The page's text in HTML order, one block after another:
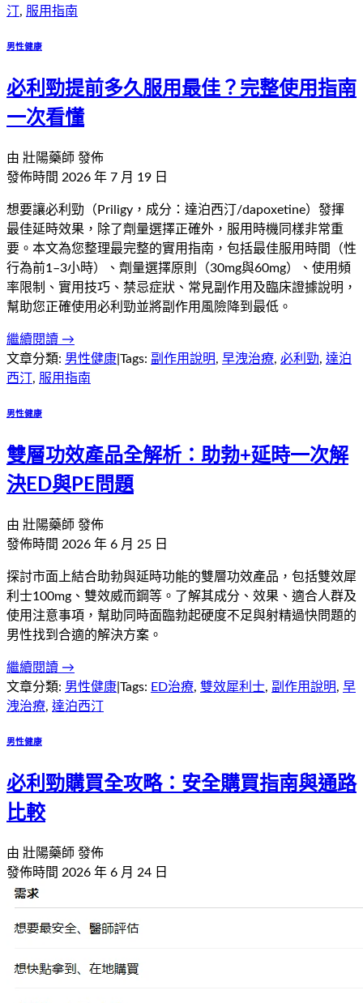
汀 , 服用指南
男性健康
必利勁提前多久服用最佳？完整使用指南
一次看懂
由 壯陽藥師 發佈
發佈時間 2026 年 7 月 19 日
想要讓必利勁（Priligy，成分：達泊西汀/dapoxetine）發揮
最佳延時效果，除了劑量選擇正確外，服用時機同樣非常重
要。本文為您整理最完整的實用指南，包括最佳服用時間（性
行為前1–3小時）、劑量選擇原則（30mg與60mg）、使用頻
率限制、實用技巧、禁忌症狀、常見副作用及臨床證據說明，
幫助您正確使用必利勁並將副作用風險降到最低。
繼續閱讀 →
文章分類: 男性健康 Tags: 副作用說明, 早洩治療, 必利勁, 達泊
西汀 , 服用指南
男性健康
雙層功效產品全解析：助勃+延時一次解
決ED與PE問題
由 壯陽藥師 發佈
發佈時間 2026 年 6 月 25 日
探討市面上結合助勃與延時功能的雙層功效產品，包括雙效犀
利士100mg、雙效威而鋼等。了解其成分、效果、適合人群及
使用注意事項，幫助同時面臨勃起硬度不足與射精過快問題的
男性找到合適的解決方案。
繼續閱讀 →
文章分類: 男性健康 Tags: ED治療, 雙效犀利士, 副作用說明, 早
洩治療, 達泊西汀
男性健康
必利勁購買全攻略：安全購買指南與通路
比較
由 壯陽藥師 發佈
發佈時間 2026 年 6 月 24 日